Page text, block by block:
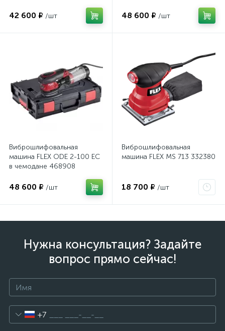
42 600 ₽ /шт 48 600 ₽ /шт
Виброшлифовальная
машина FLEX ODE 2-100 EC
в чемодане 468908
48 600 ₽ /шт
Виброшлифовальная
машина FLEX MS 713 332380
18 700 ₽ /шт
Нужна консультация? Задайте
вопрос прямо сейчас!
+7